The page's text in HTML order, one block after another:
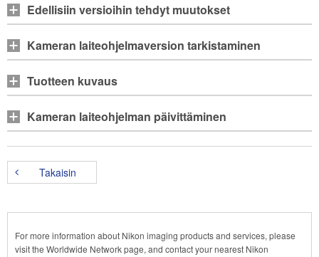
Edellisiin versioihin tehdyt muutokset
Kameran laiteohjelmaversion tarkistaminen
Tuotteen kuvaus
Kameran laiteohjelman päivittäminen
Takaisin
For more information about Nikon imaging products and services, please
visit the Worldwide Network page, and contact your nearest Nikon